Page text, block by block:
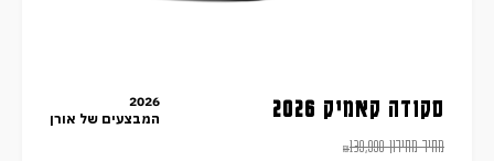
סקודה קאמיק 2026
מחיר מחירון ₪139,990
2026
המבצעים של אורן